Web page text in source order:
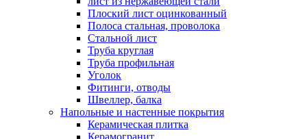
Плоский лист оцинкованный
Полоса стальная, проволока
Стальной лист
Труба круглая
Труба профильная
Уголок
Фитинги, отводы
Швеллер, балка
Напольные и настенные покрытия
Керамическая плитка